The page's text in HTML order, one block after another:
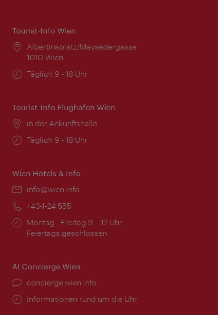
Tourist-Info Wien
Ort:
Albertinaplatz/Maysedergasse
1010 Wien
Öffnungszeiten:
Täglich 9 - 18 Uhr
Tourist-Info Flughafen Wien
Ort:
in der Ankunftshalle
Öffnungszeiten:
Täglich 9 - 18 Uhr
Wien Hotels & Info
Email:
info@wien.info
Telefon:
+43-1-24 555
Öffnungszeiten:
Montag - Freitag 9 – 17 Uhr
Feiertags geschlossen
AI Concierge Wien
Ort:
concierge.wien.info
Öffnungszeiten:
Informationen rund um die Uhr